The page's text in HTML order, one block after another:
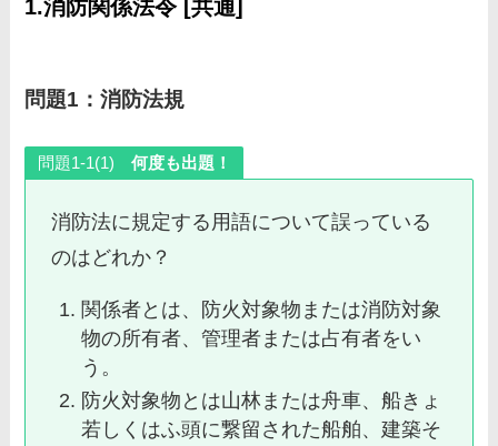
1.消防関係法令 [共通]
問題1：消防法規
問題1-1(1) 何度も出題！
消防法に規定する用語について誤っている
のはどれか？
関係者とは、防火対象物または消防対象
物の所有者、管理者または占有者をい
う。
防火対象物とは山林または舟車、船きょ
若しくはふ頭に繋留された船舶、建築そ